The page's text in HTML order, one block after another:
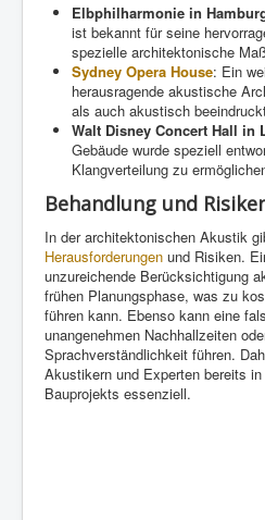
Elbphilharmonie in
ist bekannt für seine
spezielle architektonische
Sydney Opera House: Ein
herausragende akustische
als auch akustisch
Walt Disney Concert Hall in
Gebäude wurde speziell
Klangverteilung zu
Behandlung und
In der architektonischen Akustik
Herausforderungen und Risiken.
unzureichende Berücksichtigung
frühen Planungsphase, was zu
führen kann. Ebenso kann eine
unangenehmen Nachhallzeiten
Sprachverständlichkeit führen.
Akustikern und Experten bereits
Bauprojekts essenziell.